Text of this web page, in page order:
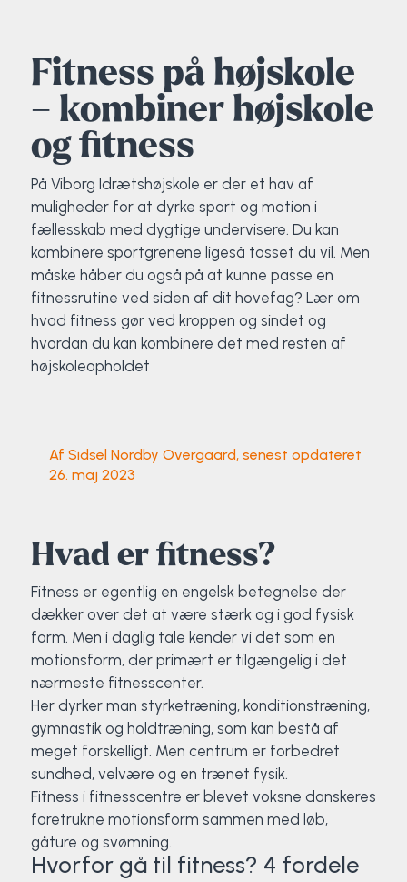
Fitness på højskole
– kombiner højskole
og fitness
På Viborg Idrætshøjskole er der et hav af
muligheder for at dyrke sport og motion i
fællesskab med dygtige undervisere. Du kan
kombinere sportgrenene ligeså tosset du vil. Men
måske håber du også på at kunne passe en
fitnessrutine ved siden af dit hovefag? Lær om
hvad fitness gør ved kroppen og sindet og
hvordan du kan kombinere det med resten af
højskoleopholdet
Af Sidsel Nordby Overgaard, senest opdateret
26. maj 2023
Hvad er fitness?
Fitness er egentlig en engelsk betegnelse der
dækker over det at være stærk og i god fysisk
form. Men i daglig tale kender vi det som en
motionsform, der primært er tilgængelig i det
nærmeste fitnesscenter.
Her dyrker man styrketræning, konditionstræning,
gymnastik og holdtræning, som kan bestå af
meget forskelligt. Men centrum er forbedret
sundhed, velvære og en trænet fysik.
Fitness i fitnesscentre er blevet voksne danskeres
foretrukne motionsform sammen med løb,
gåture og svømning.
Hvorfor gå til fitness? 4 fordele
Brochure
Priser
Fodbold
Friluftsliv
Futsal
Golf
Hiphop
HYROX
Kajak
Padel
Pardans
Rytmisk gymnastik
Ski & snowboard
Spring
Styrketræning
Surf
Sportsmassør
Strik og Hækling
Udekøkken
Ølbrygning
Politi-teori
Ro på
Sportspsykologi
Træner- og lederakademi
Sportsmassør
Træner- og lederakademi
Skitur til Norge
Surf i Marokko
Peter Fuglsang
Thomas Skovgaard
Trine Rask-Nielsen
Troels Rasmussen